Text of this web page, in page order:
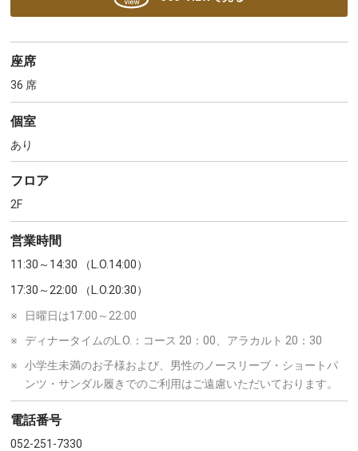
座席
36 席
個室
あり
フロア
2F
営業時間
11:30～14:30 （L.O.14:00）
17:30～22:00 （L.O.20:30）
※
日曜日は17:00～22:00
※
ディナータイムのL.O.：コース 20：00、アラカルト 20：30
※
小学生未満のお子様および、男性のノースリーブ・ショートパ
ンツ・サンダル履きでのご利用はご遠慮いただいております。
電話番号
052-251-7330